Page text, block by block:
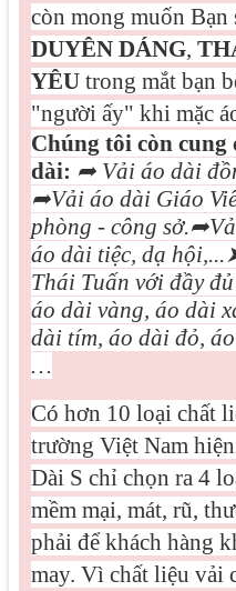
còn mong muốn Bạn
DUYÊN DÁNG,
YÊUtrong mắt bạn
"người ấy" khi mặc
Chúng tôi còn cung
dài: ➦Vải áo dài
➦Vải áo dài Giáo
phòng - công sở.➦
áo dài tiệc, dạ hội,...
Thái Tuấn với đầy
áo dài vàng, áo dài
dài tím, áo dài đỏ,
…
Có hơn 10 loại chất
trường Việt Nam
Dài S chỉ chọn ra 4
mềm mại, mát, rũ,
phải để khách hàng
may. Vì chất liệu vải